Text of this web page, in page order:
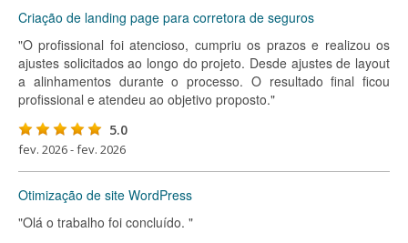
Criação de landing page para corretora de seguros
"O profissional foi atencioso, cumpriu os prazos e realizou os
ajustes solicitados ao longo do projeto. Desde ajustes de layout
a alinhamentos durante o processo. O resultado final ficou
profissional e atendeu ao objetivo proposto."
5.0
fev. 2026 - fev. 2026
Otimização de site WordPress
"Olá o trabalho foi concluído. "